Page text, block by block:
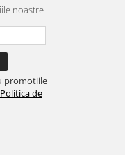
noastre
promotiile
Politica de